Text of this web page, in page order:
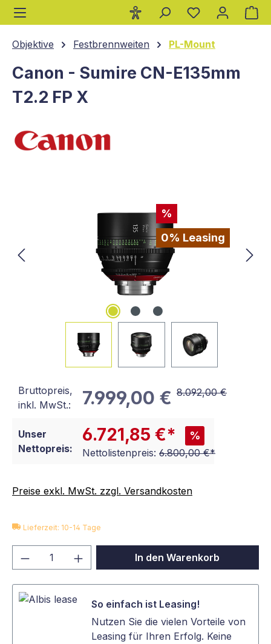
springen
Objektive Festbrennweiten PL-Mount
Canon - Sumire CN-E135mm
T2.2 FP X
%
0% Leasing
Bruttopreis,
inkl. MwSt.:
7.999,00 € 8.092,00 €
Unser
Nettopreis:
6.721,85 €* %
Nettolistenpreis: 6.800,00 €*
Preise exkl. MwSt. zzgl. Versandkosten
Lieferzeit: 10-14 Tage
Produkt Anzahl: Gib denIn den Warenkorb
So einfach ist Leasing!
Nutzen Sie die vielen Vorteile von
Leasing für Ihren Erfolg. Keine